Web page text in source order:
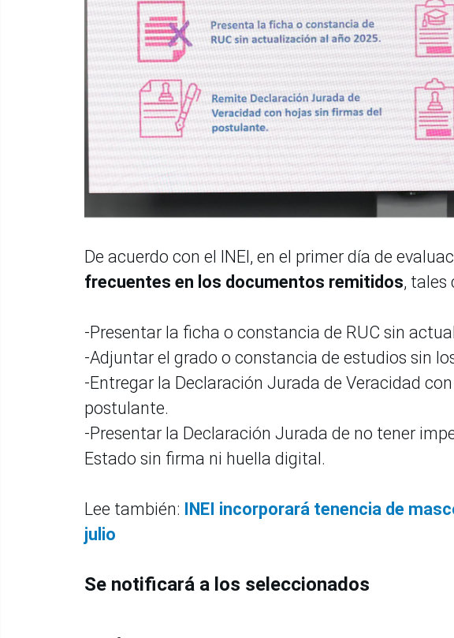
De acuerdo con el INEI, en el primer día de
frecuentes en los documentos remitidos, tales
-Presentar la ficha o constancia de RUC sin
-Adjuntar el grado o constancia de estudios sin
-Entregar la Declaración Jurada de Veracidad
postulante.
-Presentar la Declaración Jurada de no tener
Estado sin firma ni huella digital.
Lee también:
INEI incorporará tenencia de
julio
Se notificará a los seleccionados